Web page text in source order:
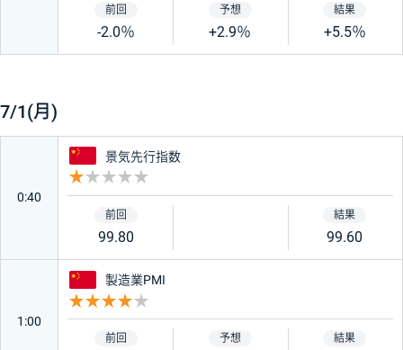
-2.0％ +2.9％ +5.5％
7/1(月)
0:40
中国
景気先行指数
99.80 99.60
1:00
中国
製造業PMI